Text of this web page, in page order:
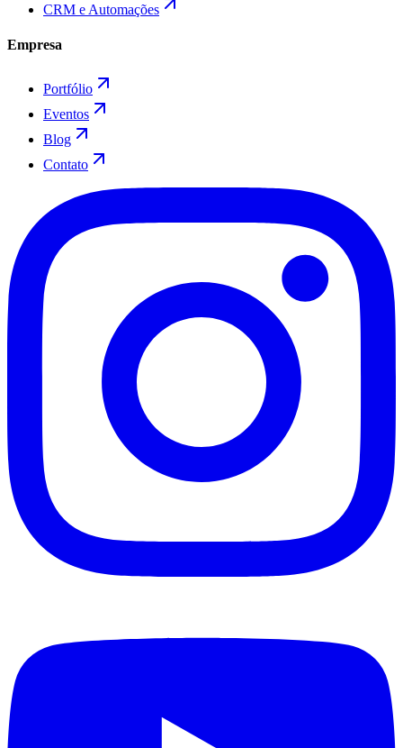
CRM e Automações
Empresa
Portfólio
Eventos
Blog
Contato